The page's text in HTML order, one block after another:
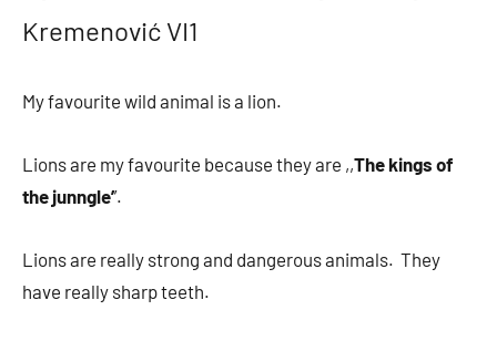
Kremenović VI1
My favourite wild animal is a lion.
Lions are my favourite because they are ,,The kings of
the junngle’’.
Lions are really strong and dangerous animals. They
have really sharp teeth.